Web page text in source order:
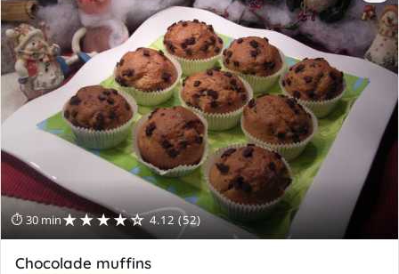
⏱ 30 min★★★★☆ 4.12 (52)
Chocolade muffins